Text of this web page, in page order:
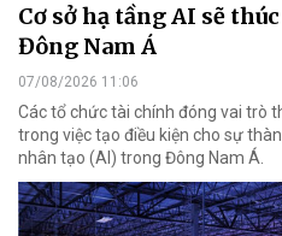
Cơ sở hạ tầng AI sẽ
Đông Nam Á
07/08/2026 11:06
Các tổ chức tài chính đóng vai trò
trong việc tạo điều kiện cho sự
nhân tạo (AI) trong Đông Nam Á.